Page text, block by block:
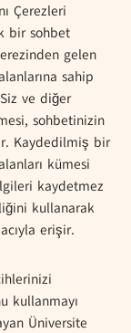
Çerezleri
bir sohbet
gelen
sahip
ve diğer
sohbetinizin
Kaydedilmiş bir
kümesi
kaydetmez
kullanarak
erişir.
kullanmayı
Üniversite